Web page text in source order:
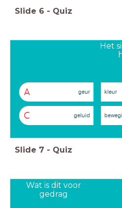
Slide 6 - Quiz
Het
A geur kleur
C geluid
Slide 7 - Quiz
Wat is dit voor
gedrag